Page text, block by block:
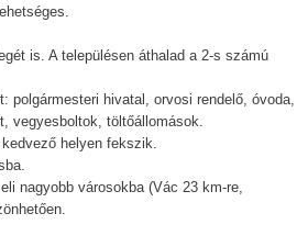
is. A településen áthalad a 2-s számú
polgármesteri hivatal, orvosi rendelő, óvoda,
vegyesboltok, töltőállomások.
helyen fekszik.
nagyobb városokba (Vác 23 km-re,